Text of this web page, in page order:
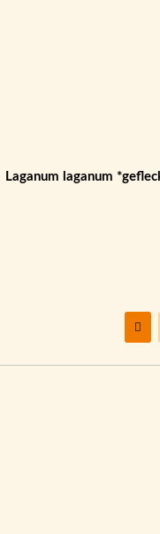
Laganum laganum